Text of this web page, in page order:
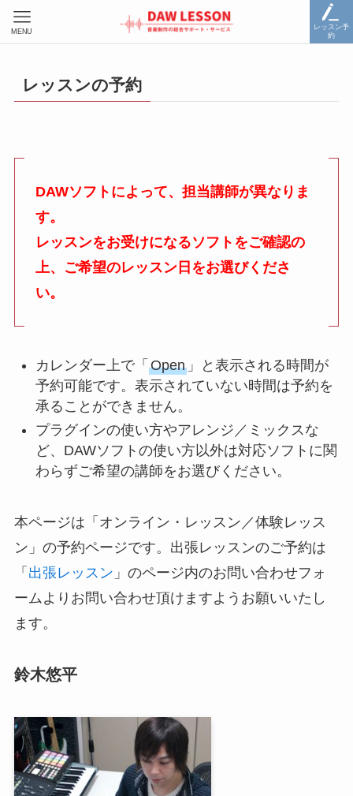
レッスン予
約
MENU
レッスンの予約
DAWソフトによって、担当講師が異なりま
す。
レッスンをお受けになるソフトをご確認の
上、ご希望のレッスン日をお選びくださ
い。
カレンダー上で「 Open」と表示される時間が
予約可能です。表示されていない時間は予約を
承ることができません。
プラグインの使い方やアレンジ／ミックスな
ど、DAWソフトの使い方以外は対応ソフトに関
わらずご希望の講師をお選びください。
本ページは「オンライン・レッスン／体験レッス
ン」の予約ページです。出張レッスンのご予約は
「 出張レッスン 」のページ内のお問い合わせフォ
ームよりお問い合わせ頂けますようお願いいたし
ます。
鈴木悠平